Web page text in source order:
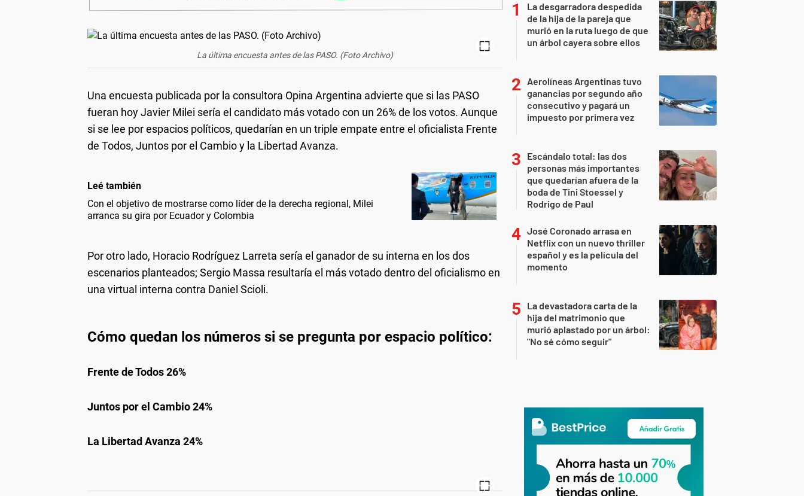
La última encuesta antes de las PASO. (Foto Archivo)
Una encuesta publicada por la consultora Opina Argentina advierte que si las PASO
fueran hoy Javier Milei sería el candidato más votado con un 26% de los votos. Aunque
si se lee por espacios políticos, quedarían en un triple empate entre el oficialista Frente
de Todos, Juntos por el Cambio y la Libertad Avanza.
Leé también
Con el objetivo de mostrarse como líder de la derecha regional, Milei
arranca su gira por Ecuador y Colombia
Por otro lado, Horacio Rodríguez Larreta sería el ganador de su interna en los dos
escenarios planteados; Sergio Massa resultaría el más votado dentro del oficialismo en
una virtual interna contra Daniel Scioli.
Cómo quedan los números si se pregunta por espacio político:
Frente de Todos 26%
Juntos por el Cambio 24%
La Libertad Avanza 24%
La desgarradora despedida
de la hija de la pareja que
murió en la ruta luego de que
un árbol cayera sobre ellos
Aerolíneas Argentinas tuvo
ganancias por segundo año
consecutivo y pagará un
impuesto por primera vez
Escándalo total: las dos
personas más importantes
que quedarían afuera de la
boda de Tini Stoessel y
Rodrigo de Paul
José Coronado arrasa en
Netflix con un nuevo thriller
español y es la película del
momento
La devastadora carta de la
hija del matrimonio que
murió aplastado por un árbol:
"No sé cómo seguir"